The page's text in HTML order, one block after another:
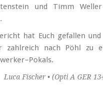
und Timm
hat Euch gefallen
zahlreich nach Pöhl zu
Luca Fischer • (Opti A GER